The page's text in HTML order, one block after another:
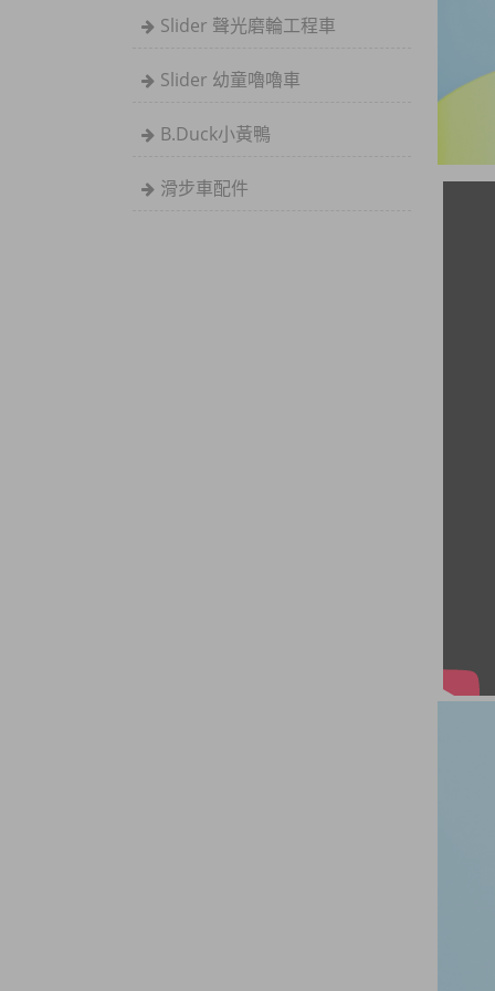
Slider 聲光磨輪工程車
Slider 幼童嚕嚕車
B.Duck小黃鴨
滑步車配件